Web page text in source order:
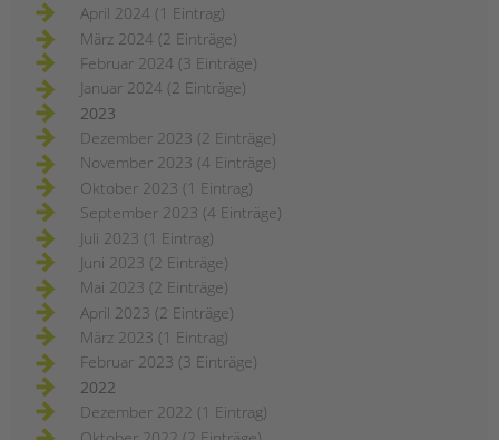
April 2024 (1 Eintrag)
März 2024 (2 Einträge)
Februar 2024 (3 Einträge)
Januar 2024 (2 Einträge)
2023
Dezember 2023 (2 Einträge)
November 2023 (4 Einträge)
Oktober 2023 (1 Eintrag)
September 2023 (4 Einträge)
Juli 2023 (1 Eintrag)
Juni 2023 (2 Einträge)
Mai 2023 (2 Einträge)
April 2023 (2 Einträge)
März 2023 (1 Eintrag)
Februar 2023 (3 Einträge)
2022
Dezember 2022 (1 Eintrag)